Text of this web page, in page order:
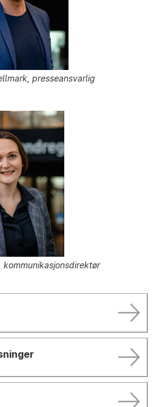
presseansvarlig
kommunikasjonsdirektør